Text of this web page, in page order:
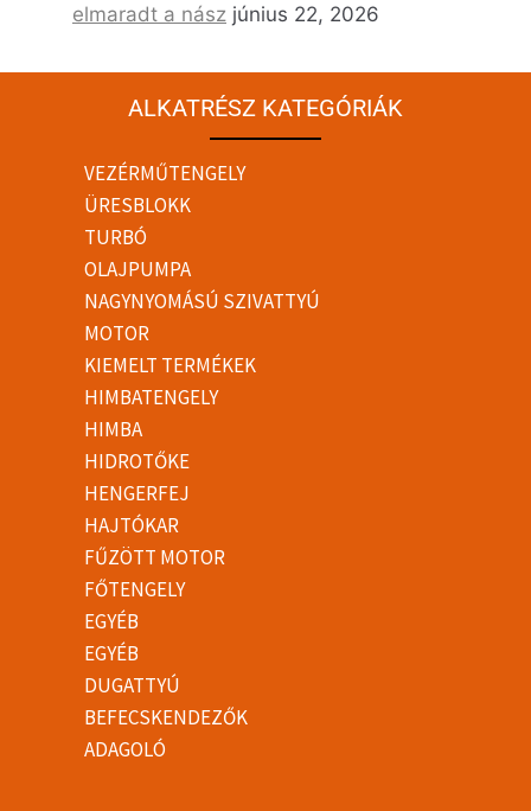
elmaradt a nász június 22, 2026
ALKATRÉSZ KATEGÓRIÁK
VEZÉRMŰTENGELY
ÜRESBLOKK
TURBÓ
OLAJPUMPA
NAGYNYOMÁSÚ SZIVATTYÚ
MOTOR
KIEMELT TERMÉKEK
HIMBATENGELY
HIMBA
HIDROTŐKE
HENGERFEJ
HAJTÓKAR
FŰZÖTT MOTOR
FŐTENGELY
EGYÉB
EGYÉB
DUGATTYÚ
BEFECSKENDEZŐK
ADAGOLÓ